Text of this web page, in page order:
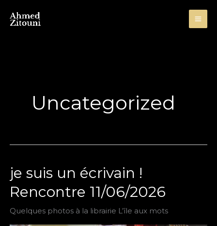
Uncategorized
je suis un écrivain !
Rencontre 11/06/2026
Quelques photos à la librairie L’île aux mots